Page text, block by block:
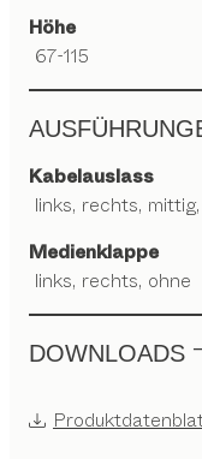
Höhe
67-115
Kabelauslass
links, rechts,
Medienklappe
links, rechts, ohne
DOWNLOADS